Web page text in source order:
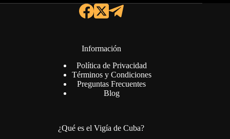
Información
Política de Privacidad
Términos y Condiciones
Preguntas Frecuentes
Blog
¿Qué es el Vigía de Cuba?